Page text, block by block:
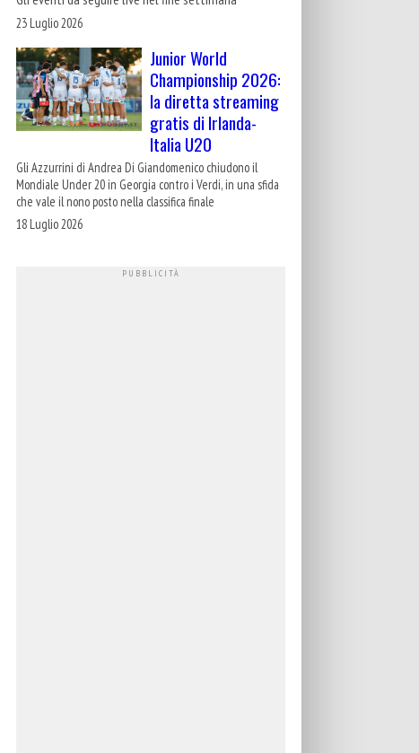
23 Luglio 2026
Junior World
Championship 2026:
la diretta streaming
gratis di Irlanda-
Italia U20
Gli Azzurrini di Andrea Di Giandomenico chiudono il
Mondiale Under 20 in Georgia contro i Verdi, in una sfida
che vale il nono posto nella classifica finale
18 Luglio 2026